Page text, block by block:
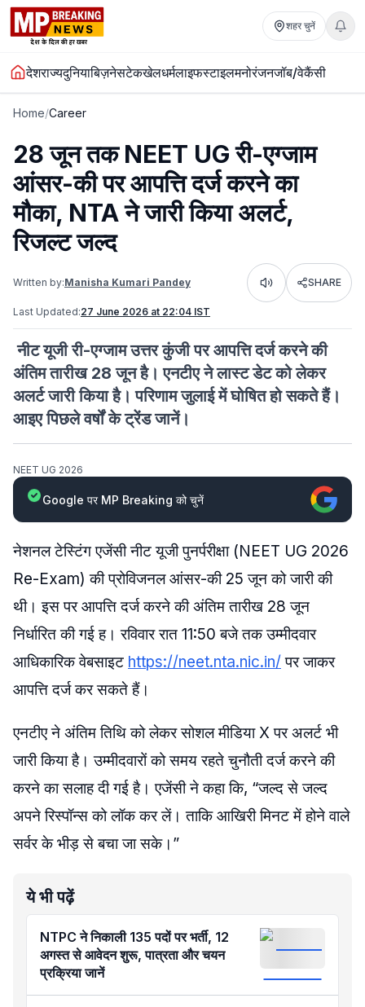
शहर चुनें
देशराज्यदुनियाबिज़नेसटेकखेलधर्मलाइफस्टाइलमनोरंजनजॉब/वेकैंसी
Home/Career
28 जून तक NEET UG री-एग्जाम
आंसर-की पर आपत्ति दर्ज करने का
मौका, NTA ने जारी किया अलर्ट,
रिजल्ट जल्द
Written by:Manisha Kumari Pandey Listen SHARE
Last Updated:27 June 2026 at 22:04 IST
नीट यूजी री-एग्जाम उत्तर कुंजी पर आपत्ति दर्ज करने की
अंतिम तारीख 28 जून है। एनटीए ने लास्ट डेट को लेकर
अलर्ट जारी किया है। परिणाम जुलाई में घोषित हो सकते हैं।
आइए पिछले वर्षों के ट्रेंड जानें।
NEET UG 2026
Google पर MP Breaking को चुनें
नेशनल टेस्टिंग एजेंसी नीट यूजी पुनर्परीक्षा (NEET UG 2026
Re-Exam) की प्रोविजनल आंसर-की 25 जून को जारी की
थी। इस पर आपत्ति दर्ज करने की अंतिम तारीख 28 जून
निर्धारित की गई ह। रविवार रात 11:50 बजे तक उम्मीदवार
आधिकारिक वेबसाइट https://neet.nta.nic.in/पर जाकर
आपत्ति दर्ज कर सकते हैं।
एनटीए ने अंतिम तिथि को लेकर सोशल मीडिया X पर अलर्ट भी
जारी किया है। उम्मीदवारों को समय रहते चुनौती दर्ज करने की
करने का सलाह दी गई है। एजेंसी ने कहा कि, “जल्द से जल्द
अपने रिस्पॉन्स को लॉक कर लें। ताकि आखिरी मिनट में होने वाले
सर्वर के भीड़ से बचा जा सके।”
ये भी पढ़ें
NTPC ने निकाली 135 पदों पर भर्ती, 12
अगस्त से आवेदन शुरू, पात्रता और चयन
प्रक्रिया जानें